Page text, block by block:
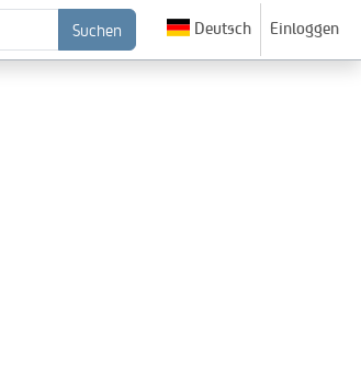
Suchen Deutsch Einloggen